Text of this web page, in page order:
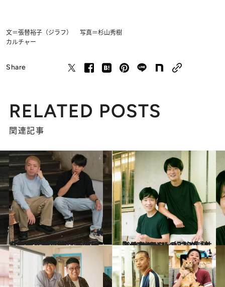
文＝張替裕子（ジラフ） 写真＝杉山秀樹
カルチャー
Share
RELATED POSTS
関連記事
2023.5.30
「審査とか、もうされたくねぇ」 賞レースには戻らないと語る ニューヨークの次なる野望とは？
カルチャー 2021.11.16
ジャルジャルの2人が 11人の“オモロい奴”を集結させた コントシネマ『サンチョー』
カルチャー